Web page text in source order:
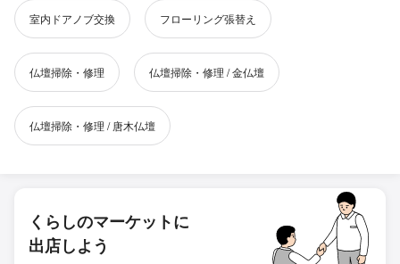
室内ドアノブ交換 フローリング張替え
仏壇掃除・修理 仏壇掃除・修理 / 金仏壇
仏壇掃除・修理 / 唐木仏壇
くらしのマーケットに
出店しよう